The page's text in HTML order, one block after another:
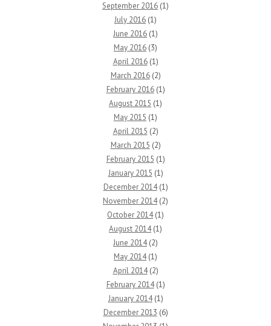
September 2016 (1)
July 2016 (1)
June 2016 (1)
May 2016 (3)
April 2016(1)
March 2016(2)
February 2016(1)
August 2015 (1)
May 2015 (1)
April 2015 (2)
March 2015 (2)
February 2015 (1)
January 2015 (1)
December 2014(1)
November 2014(2)
October 2014(1)
August 2014(1)
June 2014(2)
May 2014(1)
April 2014(2)
February 2014(1)
January 2014(1)
December 2013 (6)